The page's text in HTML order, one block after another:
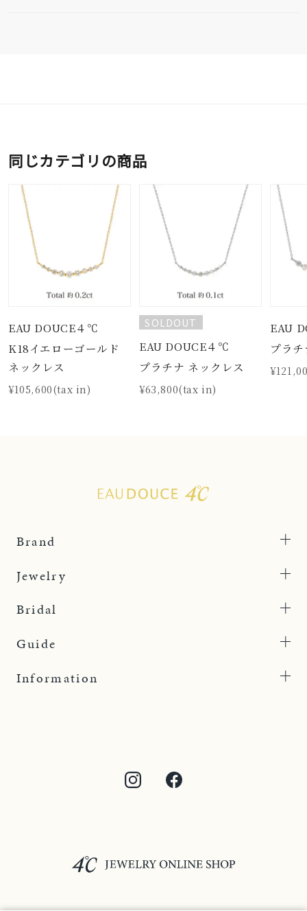
同じカテゴリの商品
EAU DOUCE４℃
K18イエローゴールド
ネックレス
¥105,600(tax in)
SOLDOUT
EAU DOUCE４℃
プラチナ ネックレス
¥63,800(tax in)
EAU
プラ
Brand
Jewelry
Bridal
Guide
Information